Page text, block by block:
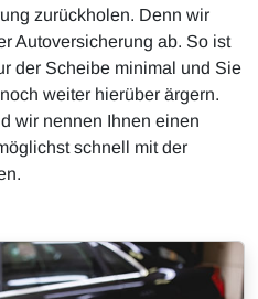
zurückholen. Denn wir
Autoversicherung ab. So ist
der Scheibe minimal und Sie
weiter hierüber ärgern.
wir nennen Ihnen einen
schnell mit der